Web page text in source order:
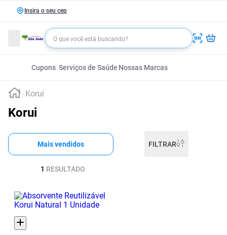
Insira o seu cep
Cupons Serviços de Saúde Nossas Marcas
Korui
Korui
Mais vendidos FILTRAR
1 RESULTADO